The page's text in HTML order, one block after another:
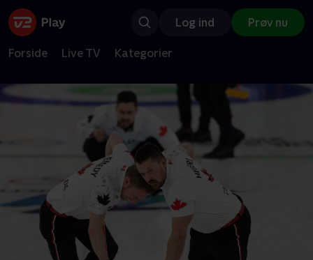
Log ind Prøv nu
Forside Live TV Kategorier